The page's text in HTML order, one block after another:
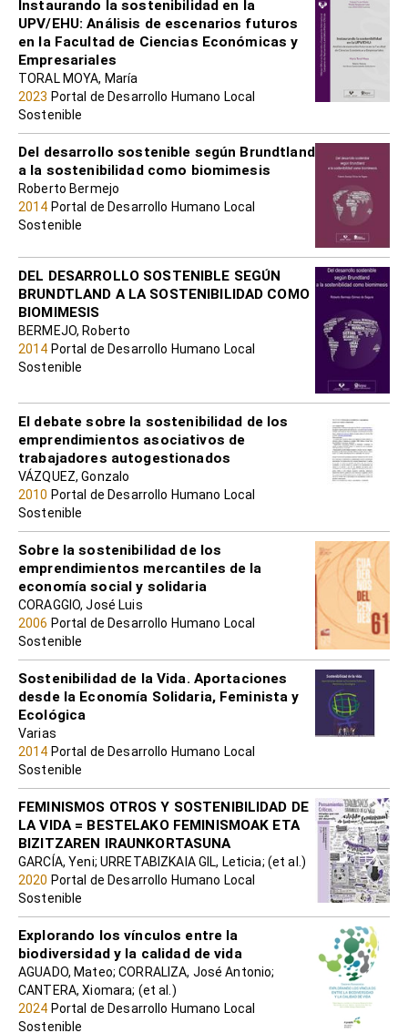
Instaurando la sostenibilidad en la
UPV/EHU: Análisis de escenarios futuros
en la Facultad de Ciencias Económicas y
Empresariales
TORAL MOYA, María
2023 Portal de Desarrollo Humano Local
Sostenible
Del desarrollo sostenible según Brundtland
a la sostenibilidad como biomimesis
Roberto Bermejo
2014 Portal de Desarrollo Humano Local
Sostenible
DEL DESARROLLO SOSTENIBLE SEGÚN
BRUNDTLAND A LA SOSTENIBILIDAD COMO
BIOMIMESIS
BERMEJO, Roberto
2014 Portal de Desarrollo Humano Local
Sostenible
El debate sobre la sostenibilidad de los
emprendimientos asociativos de
trabajadores autogestionados
VÁZQUEZ, Gonzalo
2010 Portal de Desarrollo Humano Local
Sostenible
Sobre la sostenibilidad de los
emprendimientos mercantiles de la
economía social y solidaria
CORAGGIO, José Luis
2006 Portal de Desarrollo Humano Local
Sostenible
Sostenibilidad de la Vida. Aportaciones
desde la Economía Solidaria, Feminista y
Ecológica
Varias
2014 Portal de Desarrollo Humano Local
Sostenible
FEMINISMOS OTROS Y SOSTENIBILIDAD DE
LA VIDA = BESTELAKO FEMINISMOAK ETA
BIZITZAREN IRAUNKORTASUNA
GARCÍA, Yeni; URRETABIZKAIA GIL, Leticia; (et al.)
2020 Portal de Desarrollo Humano Local
Sostenible
Explorando los vínculos entre la
biodiversidad y la calidad de vida
AGUADO, Mateo; CORRALIZA, José Antonio;
CANTERA, Xiomara; (et al.)
2024 Portal de Desarrollo Humano Local
Sostenible